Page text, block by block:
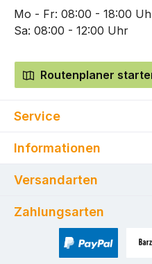
Mo - Fr: 08:00 - 18:00
Sa: 08:00 - 12:00 Uhr
Routenplaner
Service
Informationen
Versandarten
Zahlungsarten